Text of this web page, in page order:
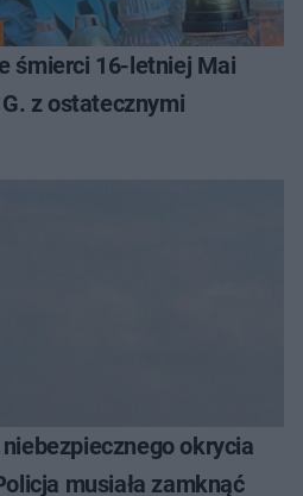
śmierci 16-letniej Mai
z ostatecznymi
okrycia
musiała zamknąć